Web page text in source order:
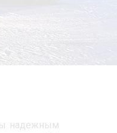
надежным